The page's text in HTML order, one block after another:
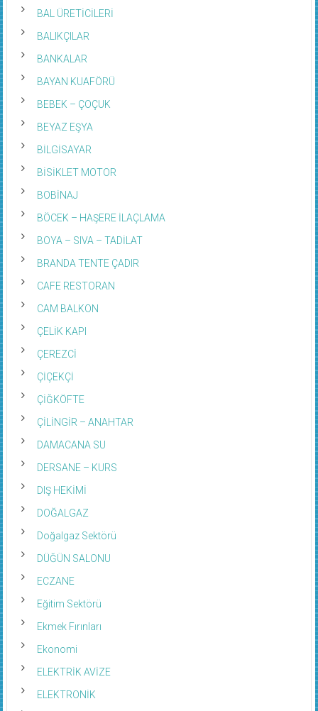
BAL ÜRETİCİLERİ
BALIKÇILAR
BANKALAR
BAYAN KUAFÖRÜ
BEBEK – ÇOÇUK
BEYAZ EŞYA
BİLGİSAYAR
BİSİKLET MOTOR
BOBİNAJ
BÖCEK – HAŞERE İLAÇLAMA
BOYA – SIVA – TADİLAT
BRANDA TENTE ÇADIR
CAFE RESTORAN
CAM BALKON
ÇELİK KAPI
ÇEREZCİ
ÇİÇEKÇİ
ÇİĞKÖFTE
ÇİLİNGİR – ANAHTAR
DAMACANA SU
DERSANE – KURS
DIŞ HEKİMİ
DOĞALGAZ
Doğalgaz Sektörü
DÜĞÜN SALONU
ECZANE
Eğitim Sektörü
Ekmek Fırınları
Ekonomi
ELEKTRİK AVİZE
ELEKTRONİK